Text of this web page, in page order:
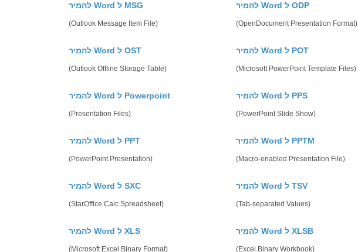
להמיר Word ל MSG
(Outlook Message Item File)
להמיר Word ל ODP
(OpenDocument Presentation Format)
להמיר Word ל OST
(Outlook Offline Storage Table)
להמיר Word ל POT
(Microsoft PowerPoint Template Files)
להמיר Word ל Powerpoint
(Presentation Files)
להמיר Word ל PPS
(PowerPoint Slide Show)
להמיר Word ל PPT
(PowerPoint Presentation)
להמיר Word ל PPTM
(Macro-enabled Presentation File)
להמיר Word ל SXC
(StarOffice Calc Spreadsheet)
להמיר Word ל TSV
(Tab-separated Values)
להמיר Word ל XLS
(Microsoft Excel Binary Format)
להמיר Word ל XLSB
(Excel Binary Workbook)